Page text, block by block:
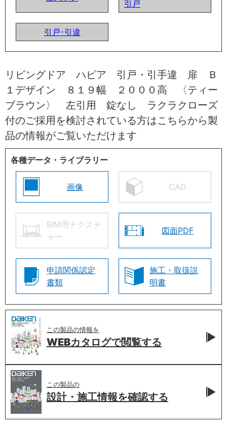
引戸
引戸･引違
リビングドア ハピア 引戸・引手違 扉 Ｂ
１デザイン ８１９幅 ２０００高 〈ティー
ブラウン〉 左引用 錠なし ラクラクローズ
付のご採用を検討されている方はこちらから製
品の情報がご覧いただけます
各種データ・ライブラリー
画像 CAD
BIM用テクスチ
ャー
図面PDF
申請関係認定
書類
施工・取扱説
明書
この製品の情報を
WEBカタログで閲覧する
この製品の
設計・施工情報を確認する